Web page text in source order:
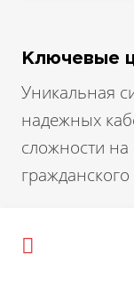
Ключевые
Уникальная
надежных
сложности